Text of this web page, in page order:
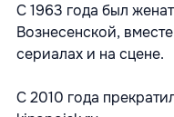
С 1963 года был
Вознесенской,
сериалах и на сцене.
С 2010 года